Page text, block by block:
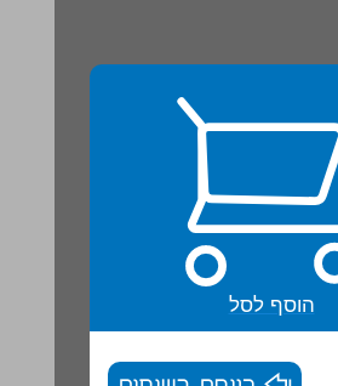
הוסף לסל